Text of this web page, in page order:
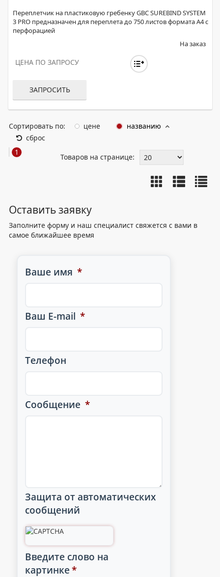
Переплетчик на пластиковую гребенку GBC SUREBIND SYSTEM
3 PRO предназначен для переплета до 750 листов формата А4 с
перфорацией
На заказ
ЦЕНА ПО ЗАПРОСУ
ЗАПРОСИТЬ
Сортировать по: цене
названию
сброс
1
Товаров на странице:
Оставить заявку
Заполните форму и наш специалист свяжется с вами в
самое ближайшее время
Ваше имя *
Ваш E-mail *
Телефон
Сообщение *
Защита от автоматических
сообщений
Введите слово на
картинке *